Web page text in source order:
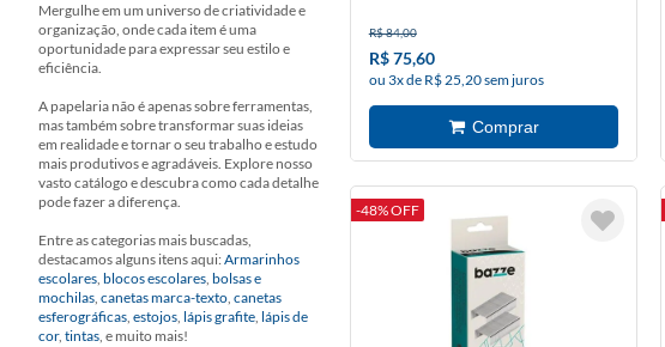
Mergulhe em um universo de criatividade e
organização, onde cada item é uma
oportunidade para expressar seu estilo e
eficiência.
A papelaria não é apenas sobre ferramentas,
mas também sobre transformar suas ideias
em realidade e tornar o seu trabalho e estudo
mais produtivos e agradáveis. Explore nosso
vasto catálogo e descubra como cada detalhe
pode fazer a diferença.
Entre as categorias mais buscadas,
destacamos alguns itens aqui:Armarinhos
escolares, blocos escolares, bolsas e
mochilas, canetas marca-texto, canetas
esferográficas, estojos, lápis grafite, lápis de
cor, tintas, e muito mais!
R$ 84,00
R$ 75,60
ou 3x de R$ 25,20 sem juros
-48% OFF